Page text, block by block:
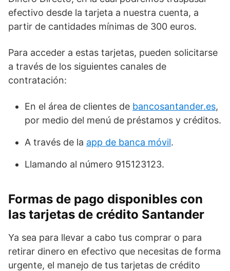
efectivo desde la tarjeta a nuestra cuenta, a
partir de cantidades mínimas de 300 euros.
Para acceder a estas tarjetas, pueden solicitarse
a través de los siguientes canales de
contratación:
En el área de clientes de bancosantander.es,
por medio del menú de préstamos y créditos.
A través de la app de banca móvil.
Llamando al número 915123123.
Formas de pago disponibles con
las tarjetas de crédito Santander
Ya sea para llevar a cabo tus comprar o para
retirar dinero en efectivo que necesitas de forma
urgente, el manejo de tus tarjetas de crédito